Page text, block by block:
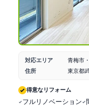
対応エリア
青梅市
住所
東京都
得意なリフォーム
フルリノベーション